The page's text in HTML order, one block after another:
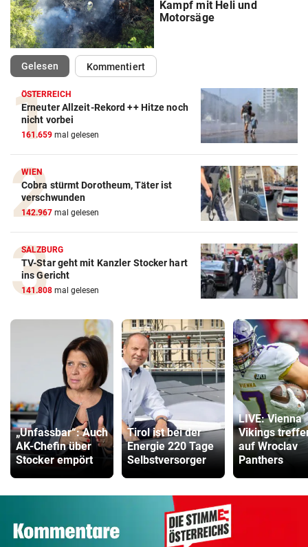
Kampf mit Heli und
Motorsäge
Gelesen(ausgewählt)Kommentiert
ÖSTERREICH
Erneuter Allzeit-Rekord ++ Hitze noch
nicht vorbei
161.659 mal gelesen
WIEN
Cobra stürmt Dorotheum, Täter ist
verschwunden
142.967 mal gelesen
SALZBURG
TV-Star geht mit Kanzler Stocker hart
ins Gericht
141.808 mal gelesen
„Unfassbar“: Auch
AK-Chefin über
Stocker empört
Tirol ist bei der
Energie 220 Tage
Selbstversorger
LIVE: Vienna
Vikings
auf Wroclav
Panthers